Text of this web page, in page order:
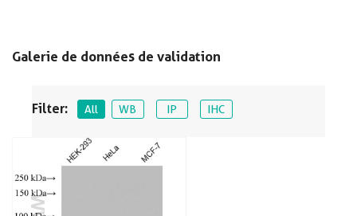
Galerie de données de validation
Filter: All WB IP IHC